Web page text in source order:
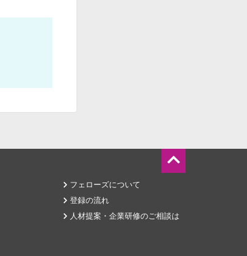
フェローズについて
登録の流れ
人材提案・企業研修のご相談は